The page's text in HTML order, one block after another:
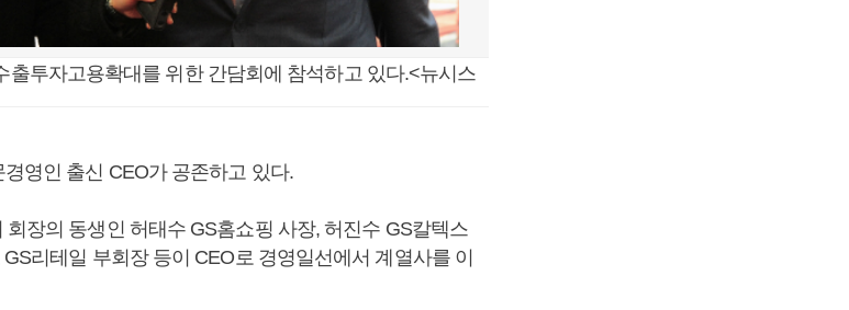
투자고용확대를 위한 간담회에 참석하고 있다.<뉴시스
영인 출신 CEO가 공존하고 있다.
장의 동생인 허태수 GS홈쇼핑 사장, 허진수 GS칼텍스
리테일 부회장 등이 CEO로 경영일선에서 계열사를 이